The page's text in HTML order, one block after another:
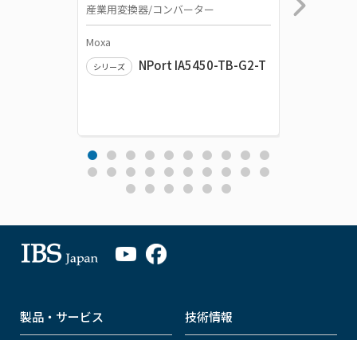
産業用変換器/コンバーター
Moxa
シリーズ NPort IA5450-TB-G2-T
製品・サービス 技術情報